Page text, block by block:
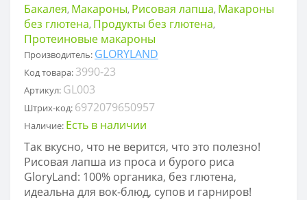
Бакалея, Макароны, Рисовая лапша, Макароны
без глютена, Продукты без глютена,
Протеиновые макароны
Производитель: GLORYLAND
Код товара: 3990-23
Артикул: GL003
Штрих-код: 6972079650957
Наличие: Есть в наличии
Так вкусно, что не верится, что это полезно!
Рисовая лапша из проса и бурого риса
GloryLand: 100% органика, без глютена,
идеальна для вок-блюд, супов и гарниров!